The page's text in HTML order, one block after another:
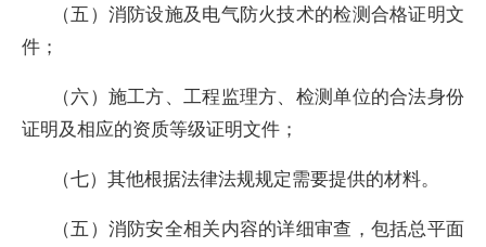
（五）消防设施及电气防火技术的检测合格证明文
件；
（六）施工方、工程监理方、检测单位的合法身份
证明及相应的资质等级证明文件；
（七）其他根据法律法规规定需要提供的材料。
（五）消防安全相关内容的详细审查，包括总平面